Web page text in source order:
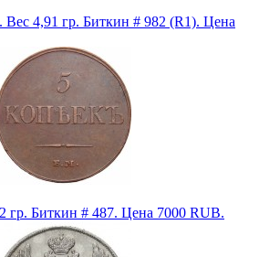
Вес 4,91 гр. Биткин # 982 (R1). Цена
гр. Биткин # 487. Цена 7000 RUB.